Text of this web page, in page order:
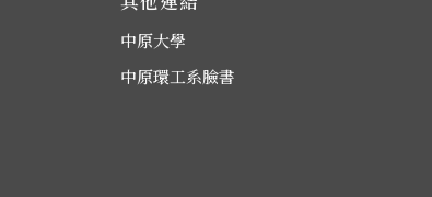
中原大學
中原環工系臉書